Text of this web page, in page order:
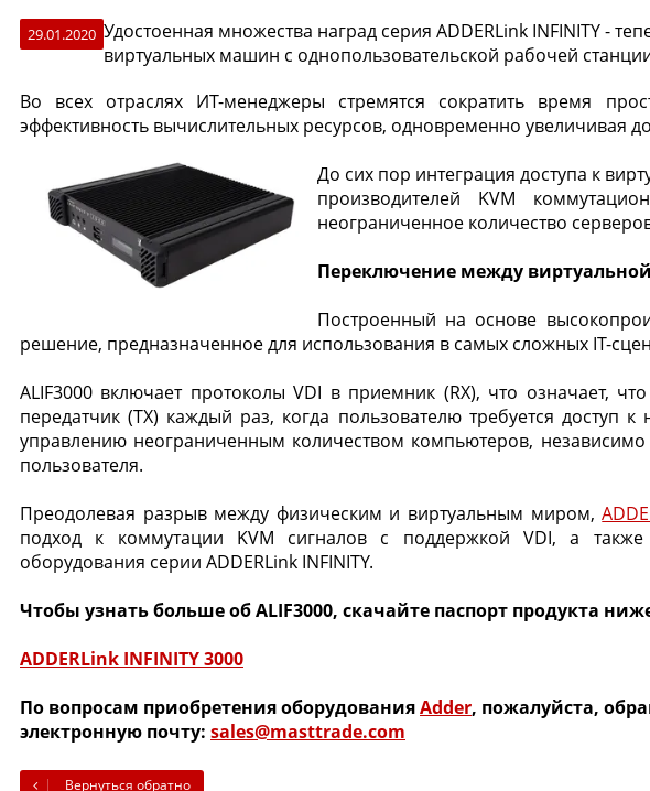
29.01.2020 Удостоенная множества наград серия ADDERLink INFINITY -
виртуальных машин с однопользовательской рабочей
Во всех отраслях ИТ-менеджеры стремятся сократить время
эффективность вычислительных ресурсов, одновременно увеличивая
До сих пор интеграция доступа к
производителей KVM
неограниченное количество
Переключение между
Построенный на основе
решение, предназначенное для использования в самых сложных IT-
ALIF3000 включает протоколы VDI в приемник (RX), что означает,
передатчик (TX) каждый раз, когда пользователю требуется доступ
управлению неограниченным количеством компьютеров,
пользователя.
Преодолевая разрыв между физическим и виртуальным миром,
подход к коммутации KVM сигналов с поддержкой VDI, а
оборудования серии ADDERLink INFINITY.
Чтобы узнать больше об ALIF3000, скачайте паспорт продукта
ADDERLink INFINITY 3000
По вопросам приобретения оборудованияAdder, пожалуйста,
электронную почту: sales@masttrade.com
Вернуться обратно